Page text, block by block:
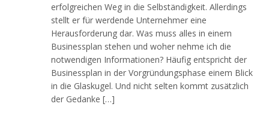
erfolgreichen Weg in die Selbständigkeit. Allerdings
stellt er für werdende Unternehmer eine
Herausforderung dar. Was muss alles in einem
Businessplan stehen und woher nehme ich die
notwendigen Informationen? Häufig entspricht der
Businessplan in der Vorgründungsphase einem Blick
in die Glaskugel. Und nicht selten kommt zusätzlich
der Gedanke […]